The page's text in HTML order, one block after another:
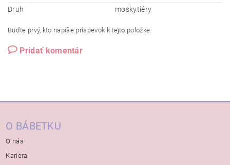
Druh
moskytiéry
Buďte prvý, kto napíše príspevok k tejto položke.
Pridať komentár
O BÁBETKU
O nás
Kariera